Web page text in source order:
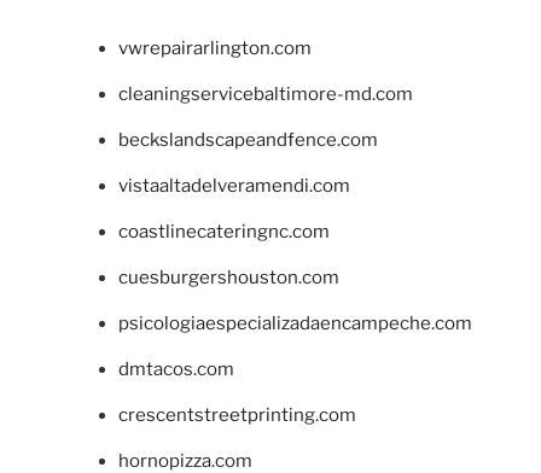
vwrepairarlington.com
cleaningservicebaltimore-md.com
beckslandscapeandfence.com
vistaaltadelveramendi.com
coastlinecateringnc.com
cuesburgershouston.com
psicologiaespecializadaencampeche.com
dmtacos.com
crescentstreetprinting.com
hornopizza.com